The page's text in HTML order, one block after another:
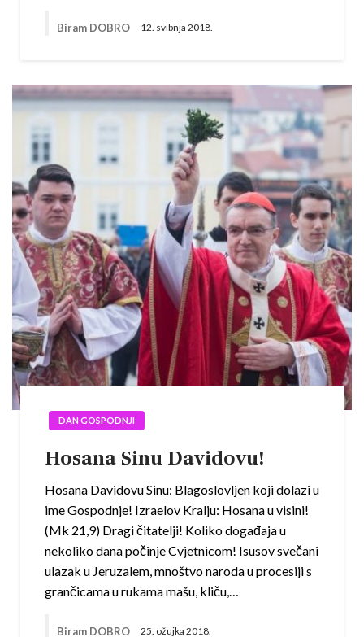
Biram DOBRO 12. svibnja 2018.
DAN GOSPODNJI
Hosana Sinu Davidovu!
Hosana Davidovu Sinu: Blagoslovljen koji dolazi u
ime Gospodnje! Izraelov Kralju: Hosana u visini!
(Mk 21,9) Dragi čitatelji! Koliko događaja u
nekoliko dana počinje Cvjetnicom! Isusov svečani
ulazak u Jeruzalem, mnoštvo naroda u procesiji s
grančicama u rukama mašu, kliču,…
Biram DOBRO 25. ožujka 2018.